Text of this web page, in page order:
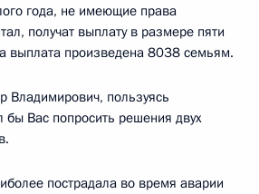
года, не имеющие права
получат выплату в размере пяти
выплата произведена 8038 семьям.
пользуясь
бы Вас попросить решения двух
пострадала во время аварии